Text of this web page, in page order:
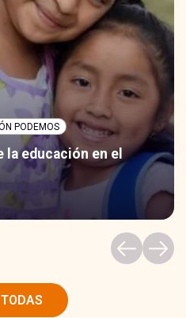
PODEMOS
la educación en el